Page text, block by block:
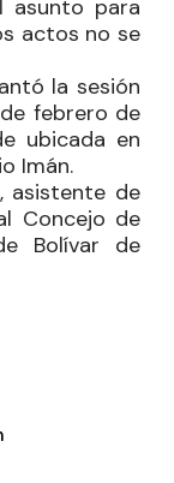
asunto para
actos no se
la sesión
febrero de
ubicada en
Imán.
asistente de
Concejo de
Bolívar de